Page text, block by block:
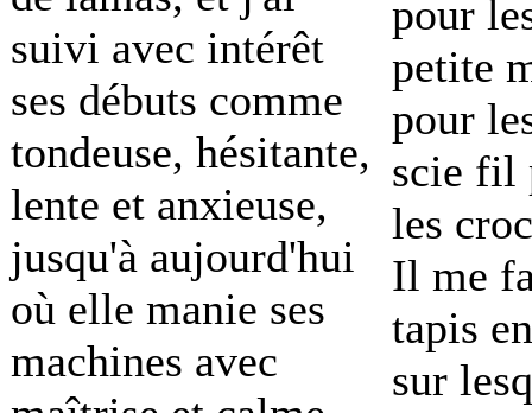
suivi avec intérêt
ses débuts comme
tondeuse, hésitante,
lente et anxieuse,
jusqu'à aujourd'hui
où elle manie ses
machines avec
pour
petite
pour
scie fil
les
Il me
tapis
sur